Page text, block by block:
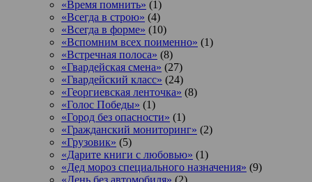
«Время помнить» (1)
«Всегда в строю» (4)
«Всегда в форме» (10)
«Вспомним всех поименно» (1)
«Встречная полоса» (8)
«Гвардейская смена» (27)
«Гвардейский класс» (24)
«Георгиевская ленточка» (8)
«Голос Победы» (1)
«Город без опасности» (1)
«Гражданский мониторинг» (2)
«Грузовик» (5)
«Дарите книги с любовью» (1)
«Дед мороз специального назначения» (9)
«День без автомобиля» (2)